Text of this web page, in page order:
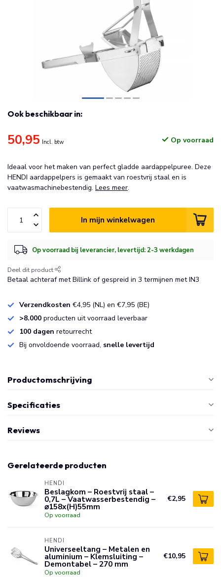
Ook beschikbaar in:
50,95 Incl. btw Op voorraad
Ideaal voor het maken van perfect gladde aardappelpuree. Deze
HENDI aardappelpers is gemaakt van roestvrij staal en is
vaatwasmachinebestendig. Lees meer.
In mijn winkelwagen
Op voorraad bij leverancier, levertijd: 2-3 werkdagen
Deel dit product
Betaal achteraf met Billink of gespreid in 3 termijnen met IN3
Verzendkosten €4,95 (NL) en €7,95 (BE)
>8.000 producten uit voorraad leverbaar
100 dagen retourrecht
Bij onvoldoende voorraad, snelle levertijd
Productomschrijving
Specificaties
Reviews
Gerelateerde producten
HENDI
Beslagkom – Roestvrij staal –
0,7L – Vaatwasserbestendig –
⌀158x(H)55mm
Op voorraad
€2,95
HENDI
Universeeltang – Metalen en
aluminium – Klemsluiting –
Demontabel – 270 mm
Op voorraad
€10,95